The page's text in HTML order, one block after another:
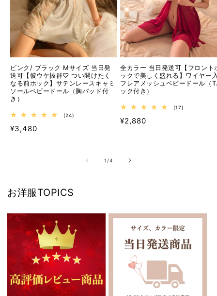
ピンク/ ブラック Mサイズ 当日発
送可【彼ウケ抜群♡ つい開けたく
なる前ホック】サテンレースキャミ
ソールベビードール（胸パッド付
き）
(24)
通
¥3,480
全カラー 当日発送可【フロント
ックで美しく盛れる】ワイヤー
フレアメッシュベビードール（
ック付き）
(17)
通
¥2,880
1 /の
4
お洋服TOPICS